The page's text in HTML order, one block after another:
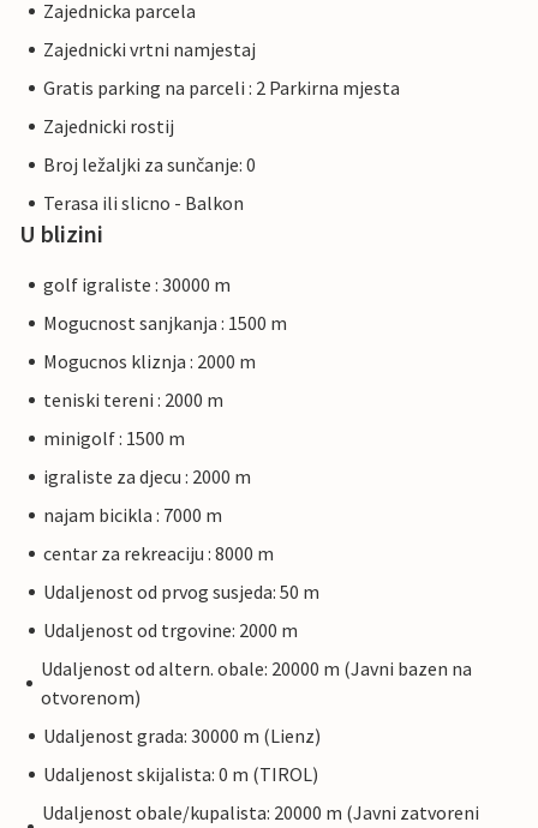
Zajednicka parcela
Zajednicki vrtni namjestaj
Gratis parking na parceli : 2 Parkirna mjesta
Zajednicki rostij
Broj ležaljki za sunčanje: 0
Terasa ili slicno - Balkon
U blizini
golf igraliste : 30000 m
Mogucnost sanjkanja : 1500 m
Mogucnos kliznja : 2000 m
teniski tereni : 2000 m
minigolf : 1500 m
igraliste za djecu : 2000 m
najam bicikla : 7000 m
centar za rekreaciju : 8000 m
Udaljenost od prvog susjeda: 50 m
Udaljenost od trgovine: 2000 m
Udaljenost od altern. obale: 20000 m (Javni bazen na
otvorenom)
Udaljenost grada: 30000 m (Lienz)
Udaljenost skijalista: 0 m (TIROL)
Udaljenost obale/kupalista: 20000 m (Javni zatvoreni